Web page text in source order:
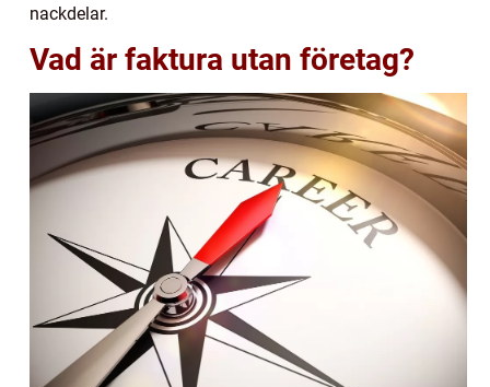
nackdelar.
Vad är faktura utan företag?